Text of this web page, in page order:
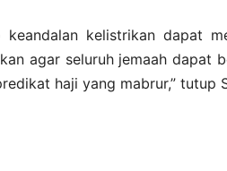
keandalan kelistrikan dapat
agar seluruh jemaah dapat
haji yang mabrur,” tutup